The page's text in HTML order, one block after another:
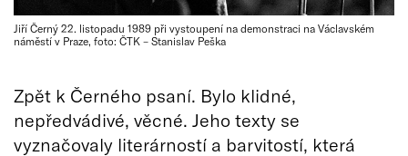
Jiří Černý 22. listopadu 1989 při vystoupení na demonstraci na Václavském
náměstí v Praze, foto: ČTK – Stanislav Peška
Zpět k Černého psaní. Bylo klidné,
nepředvádivé, věcné. Jeho texty se
vyznačovaly literárností a barvitostí, která